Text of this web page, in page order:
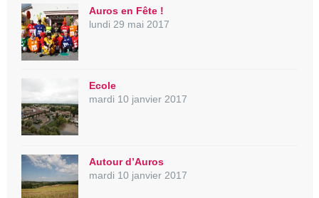
Auros en Fête !
lundi 29 mai 2017
Ecole
mardi 10 janvier 2017
Autour d’Auros
mardi 10 janvier 2017